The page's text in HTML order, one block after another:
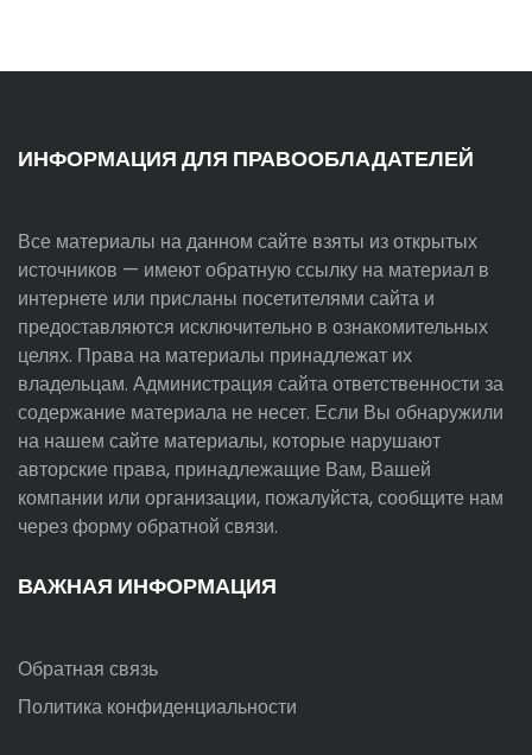
ИНФОРМАЦИЯ ДЛЯ ПРАВООБЛАДАТЕЛЕЙ
Все материалы на данном сайте взяты из открытых
источников — имеют обратную ссылку на материал в
интернете или присланы посетителями сайта и
предоставляются исключительно в ознакомительных
целях. Права на материалы принадлежат их
владельцам. Администрация сайта ответственности за
содержание материала не несет. Если Вы обнаружили
на нашем сайте материалы, которые нарушают
авторские права, принадлежащие Вам, Вашей
компании или организации, пожалуйста, сообщите нам
через форму обратной связи.
ВАЖНАЯ ИНФОРМАЦИЯ
Обратная связь
Политика конфиденциальности